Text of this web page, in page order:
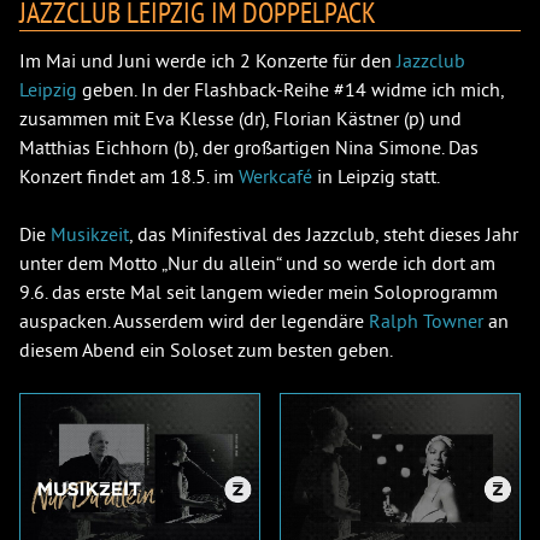
JAZZCLUB LEIPZIG IM DOPPELPACK
Im Mai und Juni werde ich 2 Konzerte für den Jazzclub
Leipzig geben. In der Flashback-Reihe #14 widme ich mich,
zusammen mit Eva Klesse (dr), Florian Kästner (p) und
Matthias Eichhorn (b), der großartigen Nina Simone. Das
Konzert findet am 18.5. im Werkcafé in Leipzig statt.
Die Musikzeit , das Minifestival des Jazzclub, steht dieses Jahr
unter dem Motto „Nur du allein“ und so werde ich dort am
9.6. das erste Mal seit langem wieder mein Soloprogramm
auspacken. Ausserdem wird der legendäre Ralph Towneran
diesem Abend ein Soloset zum besten geben.